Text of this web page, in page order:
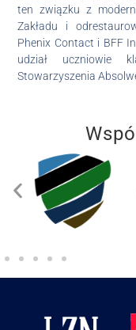
ten związku z
Zakładu i
Phenix Contact i BFF
udział uczniowie
Stowarzyszenia